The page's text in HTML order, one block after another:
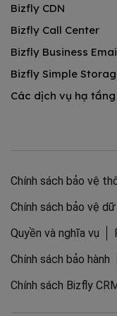
Bizfly CDN
Bizfly Call Center
Bizfly Business
Bizfly Simple
Các dịch vụ hạ
Chính sách bảo vệ
Chính sách bảo vệ
Quyền và nghĩa vụ
Chính sách bảo hành
Chính sách Bizfly